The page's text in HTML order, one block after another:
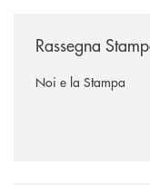
Rassegna
Noi e la Stampa